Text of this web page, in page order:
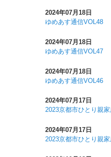
2024年07月18日
ゆめあす通信VOL48
2024年07月18日
ゆめあす通信VOL47
2024年07月18日
ゆめあす通信VOL46
2024年07月17日
2023京都市ひとり親
2024年07月17日
2023京都市ひとり親